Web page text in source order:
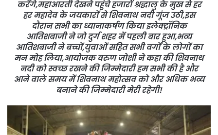
करेंगे,महाआरती देखने पहुंचे हजारों श्रद्धालु के मुख से हर
हर महादेव के जयकारों से शिवनाथ नदी गूंज उठी,इस
दौरान सभी का ध्यानाकर्षण किया इलेक्ट्रॉनिक
आतिशबाजी ने जो दुर्ग शहर में पहली बार हुआ,भव्य
आतिशबाजी ने बच्चों,युवाओं सहित सभी वर्गों के लोगों का
मन मोह लिया,आयोजक वरुण जोशी ने कहा की शिवनाथ
नदी को स्वच्छ रखने की जिम्मेदारी हम सभी की है और
आने वाले समय में शिवनाथ महोत्सव को और अधिक भव्य
बनाने की जिम्मेदारी मेरी रहेगी!